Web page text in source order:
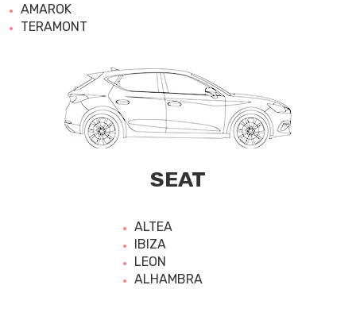
AMAROK
TERAMONT
SEAT
ALTEA
IBIZA
LEON
ALHAMBRA